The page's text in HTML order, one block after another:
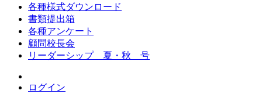
各種様式ダウンロード
書類提出箱
各種アンケート
顧問校長会
リーダーシップ 夏・秋 号
ログイン